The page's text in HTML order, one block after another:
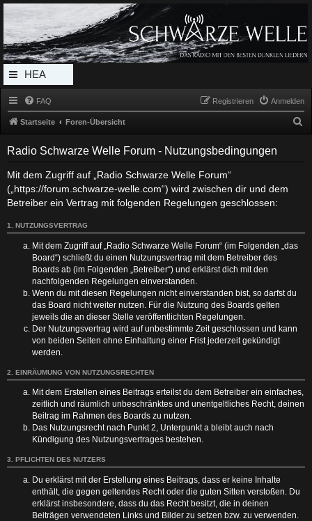
Radio Schwarze Welle Forum
Das Radio mit den Besten Dunklen Liedern
HEA
DERL
MEN
U
FAQ Anmelden
Registrieren
Startseite Foren-Übersicht
Radio Schwarze Welle Forum - Nutzungsbedingungen
Mit dem Zugriff auf „Radio Schwarze Welle Forum“
(„https://forum.schwarze-welle.com“) wird zwischen dir und dem
Betreiber ein Vertrag mit folgenden Regelungen geschlossen:
1. NUTZUNGSVERTRAG
Mit dem Zugriff auf „Radio Schwarze Welle Forum“ (im Folgenden „das
Board“) schließt du einen Nutzungsvertrag mit dem Betreiber des
Boards ab (im Folgenden „Betreiber“) und erklärst dich mit den
nachfolgenden Regelungen einverstanden.
Wenn du mit diesen Regelungen nicht einverstanden bist, so darfst du
das Board nicht weiter nutzen. Für die Nutzung des Boards gelten
jeweils die an dieser Stelle veröffentlichten Regelungen.
Der Nutzungsvertrag wird auf unbestimmte Zeit geschlossen und kann
von beiden Seiten ohne Einhaltung einer Frist jederzeit gekündigt
werden.
2. EINRÄUMUNG VON NUTZUNGSRECHTEN
Mit dem Erstellen eines Beitrags erteilst du dem Betreiber ein einfaches,
zeitlich und räumlich unbeschränktes und unentgeltliches Recht, deinen
Beitrag im Rahmen des Boards zu nutzen.
Das Nutzungsrecht nach Punkt 2, Unterpunkt a bleibt auch nach
Kündigung des Nutzungsvertrages bestehen.
3. PFLICHTEN DES NUTZERS
Du erklärst mit der Erstellung eines Beitrags, dass er keine Inhalte
enthält, die gegen geltendes Recht oder die guten Sitten verstoßen. Du
erklärst insbesondere, dass du das Recht besitzt, die in deinen
Beiträgen verwendeten Links und Bilder zu setzen bzw. zu verwenden.